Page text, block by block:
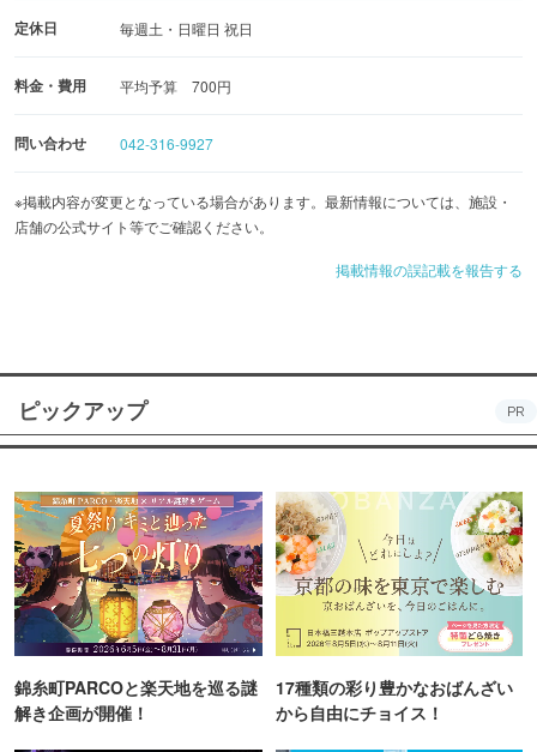
でのご利用から
お近くにお立ち寄りの際は、是非ご来店ください！
定休日 毎週土・日曜日 祝日
料金・費用 平均予算 700円
問い合わせ 042-316-9927
※掲載内容が変更となっている場合があります。最新情報については、施設・
店舗の公式サイト等でご確認ください。
掲載情報の誤記載を報告する
ピックアップ PR
錦糸町PARCOと楽天地を巡る謎
解き企画が開催！
17種類の彩り豊かなおばんざい
から自由にチョイス！